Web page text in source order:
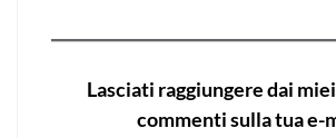
Lasciati raggiungere dai
commenti sulla tua e-